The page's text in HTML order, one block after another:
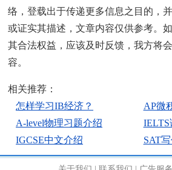
络，登载出于传递更多信息之目的，
或证实其描述，文章内容仅供参考。
其合法权益，应该及时反馈，我方将
容。
相关推荐：
怎样学习IB经济？
AP微
A-level物理习题介绍
IELTS
IGCSE中文介绍
SAT